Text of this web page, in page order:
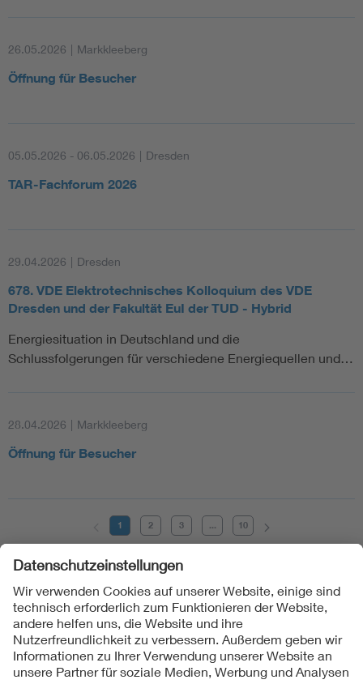
26.05.2026 | Markkleeberg
Öffnung für Besucher
05.05.2026 - 06.05.2026 | Dresden
TAR-Fachforum 2026
29.04.2026 | Dresden
678. VDE Elektrotechnisches Kolloquium des VDE
Dresden und der Fakultät EuI der TUD - Hybrid
Energiesituation in Deutschland und die
Schlussfolgerungen für verschiedene Energiequellen und…
28.04.2026 | Markkleeberg
Öffnung für Besucher
1 2 3 ... 10
Folgen Sie uns